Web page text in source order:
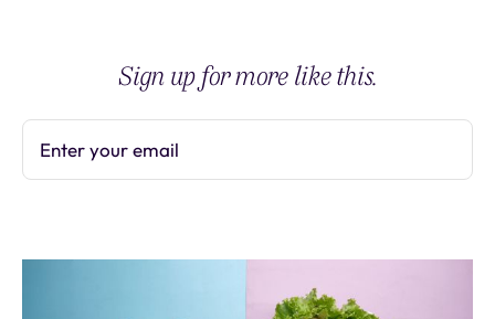
Sign up for more like this.
Enter your email